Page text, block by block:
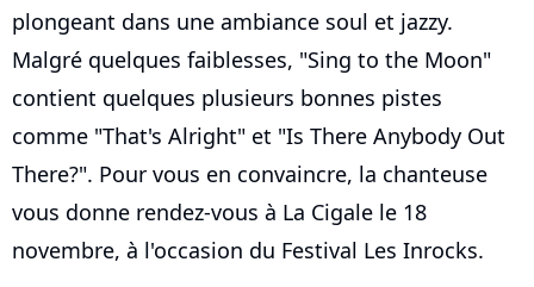
plongeant dans une ambiance soul et jazzy.
Malgré quelques faiblesses, "Sing to the Moon"
contient quelques plusieurs bonnes pistes
comme "That's Alright" et "Is There Anybody Out
There?". Pour vous en convaincre, la chanteuse
vous donne rendez-vous à La Cigale le 18
novembre, à l'occasion du Festival Les Inrocks.